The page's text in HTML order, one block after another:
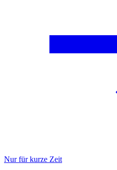
Nur für kurze Zeit